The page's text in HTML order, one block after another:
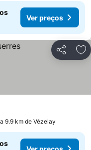
Ver preços
Partilhar
9.9 km de Vézelay